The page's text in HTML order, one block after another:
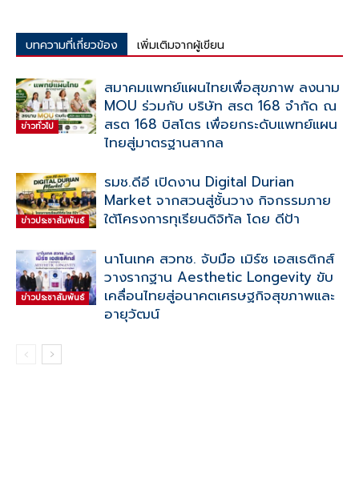
บทความที่เกี่ยวข้อง เพิ่มเติมจากผู้เขียน
ข่าวทั่วไป
สมาคมแพทย์แผนไทยเพื่อสุขภาพ ลงนาม
MOU ร่วมกับ บริษัท สรต 168 จำกัด ณ
สรต 168 บิสโตร เพื่อยกระดับแพทย์แผน
ไทยสู่มาตรฐานสากล
ข่าวประชาสัมพันธ์
รมช.ดีอี เปิดงาน Digital Durian
Market จากสวนสู่ชั้นวาง กิจกรรมภาย
ใต้โครงการทุเรียนดิจิทัล โดย ดีป้า
ข่าวประชาสัมพันธ์
นาโนเทค สวทช. จับมือ เมิร์ซ เอสเธติกส์
วางรากฐาน Aesthetic Longevity ขับ
เคลื่อนไทยสู่อนาคตเศรษฐกิจสุขภาพและ
อายุวัฒน์